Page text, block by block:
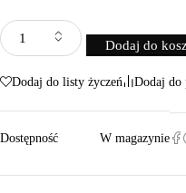
Dodaj do
Dodaj do listy życzeń Dodaj do
Dostępność W magazynie